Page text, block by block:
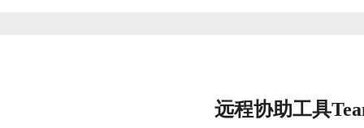
远程协助工具